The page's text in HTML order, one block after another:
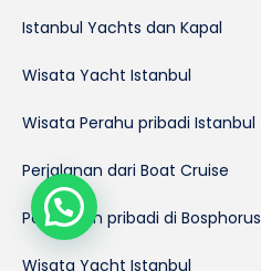
Istanbul Yachts dan Kapal
Wisata Yacht Istanbul
Wisata Perahu pribadi Istanbul
Perjalanan dari Boat Cruise
Perjalanan pribadi di Bosphorus
Wisata Yacht Istanbul